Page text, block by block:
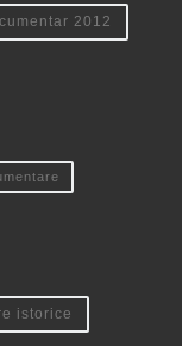
2012
istorice